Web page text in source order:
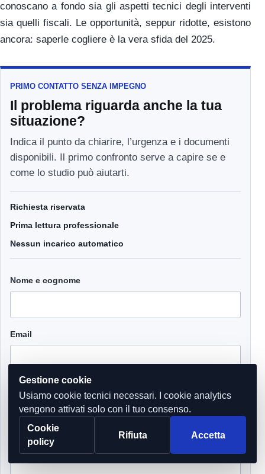
conoscano a fondo sia gli aspetti tecnici degli interventi
sia quelli fiscali. Le opportunità, seppur ridotte, esistono
ancora: saperle cogliere è la vera sfida del 2025.
PRIMO CONTATTO SENZA IMPEGNO
Il problema riguarda anche la tua
situazione?
Indica il punto da chiarire, l’urgenza e i documenti
disponibili. Il primo confronto serve a capire se e
come lo studio può aiutarti.
Richiesta riservata
Prima lettura professionale
Nessun incarico automatico
Nome e cognome
Email
Azienda(facoltativo)
Gestione cookie
Usiamo cookie tecnici necessari. I cookie analytics
vengono attivati solo con il tuo consenso.
Cookie
policy
Rifiuta Accetta